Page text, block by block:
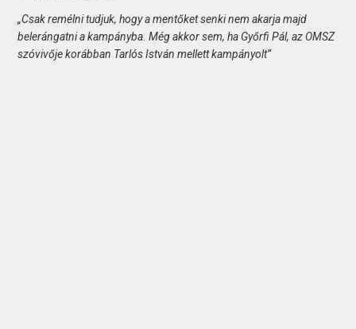
„Csak remélni tudjuk, hogy a mentőket senki nem akarja majd
belerángatni a kampányba. Még akkor sem, ha Győrfi Pál, az OMSZ
szóvivője korábban Tarlós István mellett kampányolt”